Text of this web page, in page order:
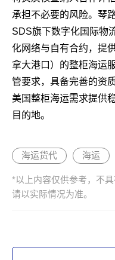
承担不必要的风险。琴
SDS旗下数字化国际物
化网络与自有合约，提
拿大港口）的整柜海运
管要求，具备完善的资
美国整柜海运需求提供
目的地。
海运货代 海运
*以上内容仅供参考，不
请以实际情况为准。